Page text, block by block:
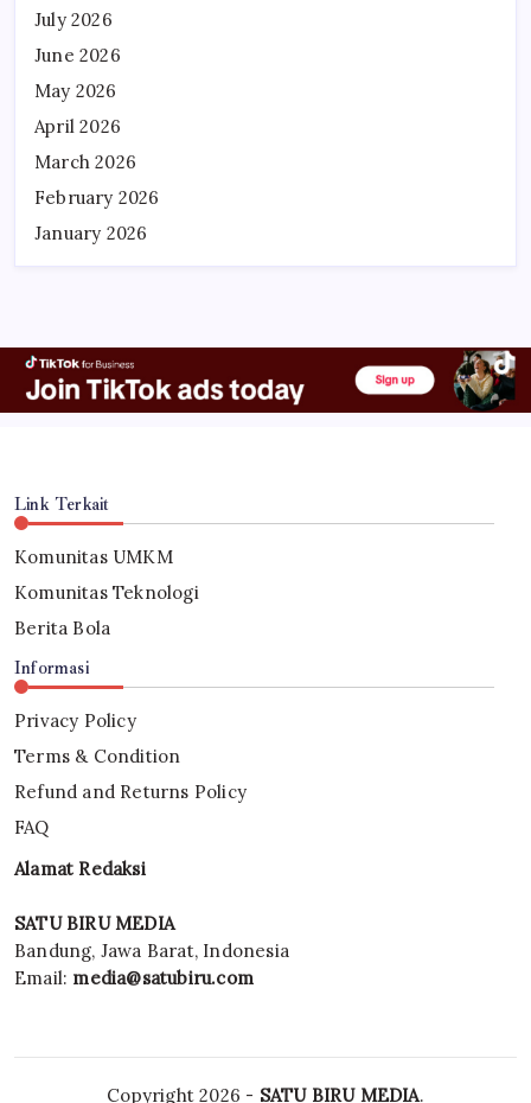
July 2026
June 2026
May 2026
April 2026
March 2026
February 2026
January 2026
Link Terkait
Komunitas UMKM
Komunitas Teknologi
Berita Bola
Informasi
Privacy Policy
Terms & Condition
Refund and Returns Policy
FAQ
Alamat Redaksi
SATU BIRU MEDIA
Bandung, Jawa Barat, Indonesia
Email: media@satubiru.com
Copyright 2026 - SATU BIRU MEDIA.